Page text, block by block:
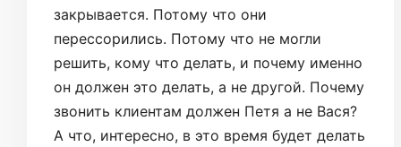
закрывается. Потому что они
перессорились. Потому что не могли
решить, кому что делать, и почему именно
он должен это делать, а не другой. Почему
звонить клиентам должен Петя а не Вася?
А что, интересно, в это время будет делать